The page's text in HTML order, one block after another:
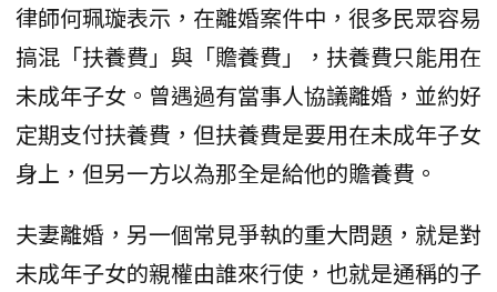
律師何珮璇表示，在離婚案件中，很多民眾容易
搞混「扶養費」與「贍養費」，扶養費只能用在
未成年子女。曾遇過有當事人協議離婚，並約好
定期支付扶養費，但扶養費是要用在未成年子女
身上，但另一方以為那全是給他的贍養費。
夫妻離婚，另一個常見爭執的重大問題，就是對
未成年子女的親權由誰來行使，也就是通稱的子